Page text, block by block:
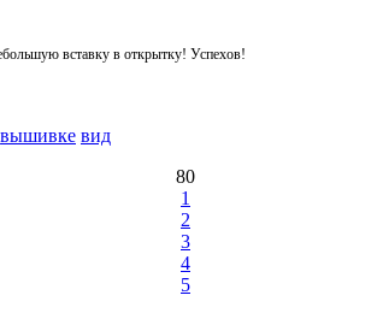
вставку в открытку! Успехов!
вышивке вид
80
1
2
3
4
5